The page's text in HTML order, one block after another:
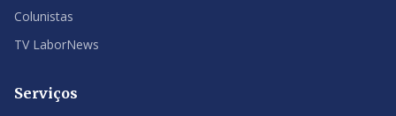
Colunistas
TV LaborNews
Serviços